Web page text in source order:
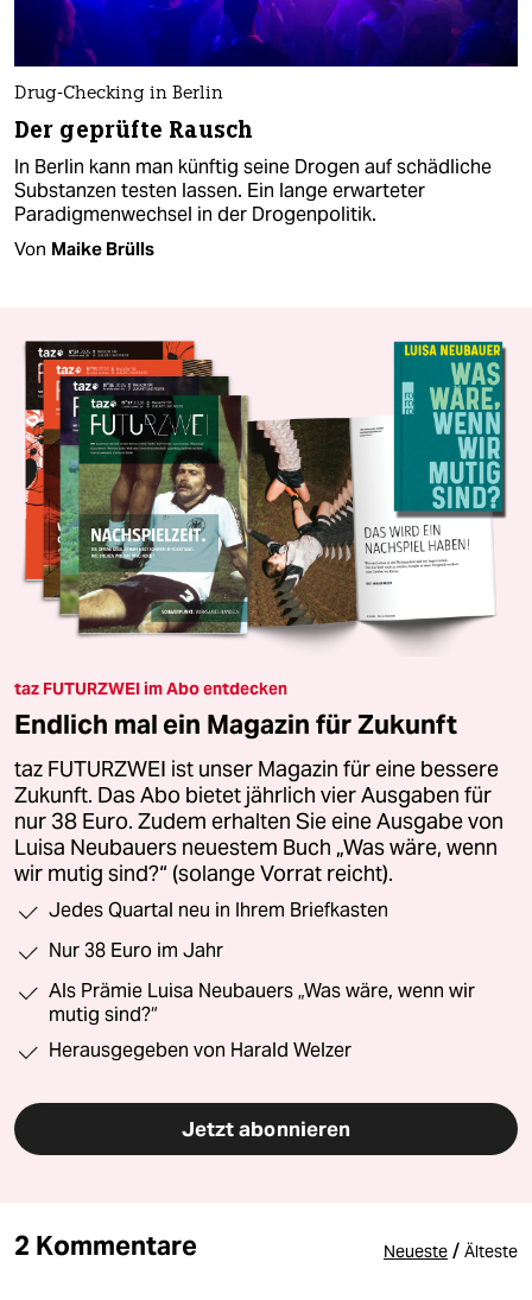
Drug-Checking in Berlin
Der geprüfte Rausch
In Berlin kann man künftig seine Drogen auf schädliche
Substanzen testen lassen. Ein lange erwarteter
Paradigmenwechsel in der Drogenpolitik.
Von Maike Brülls
taz FUTURZWEI im Abo entdecken
Endlich mal ein Magazin für Zukunft
taz FUTURZWEI ist unser Magazin für eine bessere
Zukunft. Das Abo bietet jährlich vier Ausgaben für
nur 38 Euro. Zudem erhalten Sie eine Ausgabe von
Luisa Neubauers neuestem Buch „Was wäre, wenn
wir mutig sind?“ (solange Vorrat reicht).
Jedes Quartal neu in Ihrem Briefkasten
Nur 38 Euro im Jahr
Als Prämie Luisa Neubauers „Was wäre, wenn wir
mutig sind?“
Herausgegeben von Harald Welzer
Jetzt abonnieren
2 Kommentare Neueste / Älteste